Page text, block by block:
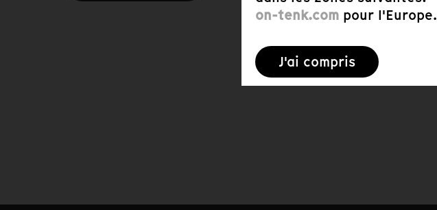
on-tenk.com pour l'Europe.
J'ai compris